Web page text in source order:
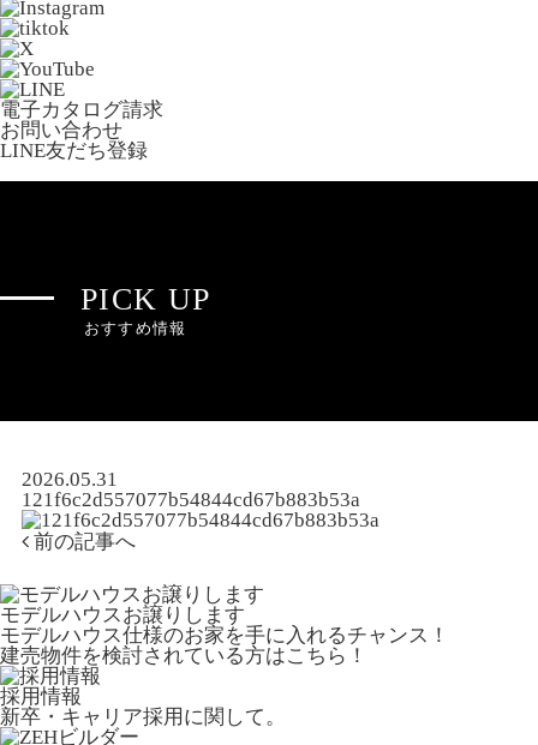
電子カタログ請求
お問い合わせ
LINE友だち登録
PICK UP
おすすめ情報
2026.05.31
121f6c2d557077b54844cd67b883b53a
前の記事へ
モデルハウスお譲りします
モデルハウス仕様のお家を手に入れるチャンス！
建売物件を検討されている方はこちら！
採用情報
新卒・キャリア採用に関して。